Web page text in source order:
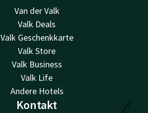
Van der Valk
Valk Deals
Valk Geschenkkarte
Valk Store
Valk Business
Valk Life
Andere Hotels
Kontakt